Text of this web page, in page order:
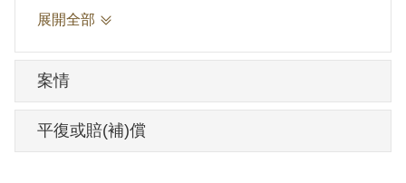
以《懲治叛亂條例》第5條「參加叛亂之組
其於1999年10月向補償基金會提出申請，
2000年12月經第1屆第10次臨時董事會審
展開全部
案情
平復或賠(補)償